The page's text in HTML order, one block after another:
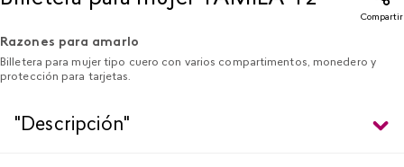
Compartir
Razones para amarlo
Billetera para mujer tipo cuero con varios compartimentos, monedero y
protección para tarjetas.
"Descripción"